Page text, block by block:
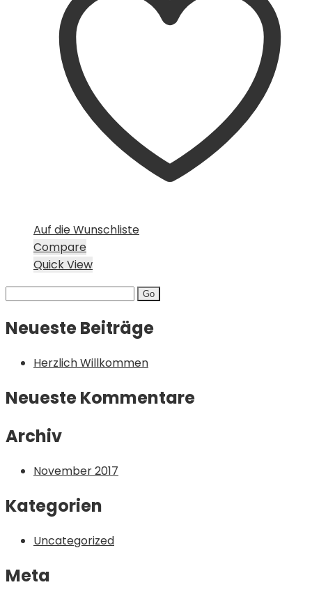
Auf die Wunschliste
Compare
Quick View
Search
Neueste Beiträge
Herzlich Willkommen
Neueste Kommentare
Archiv
November 2017
Kategorien
Uncategorized
Meta